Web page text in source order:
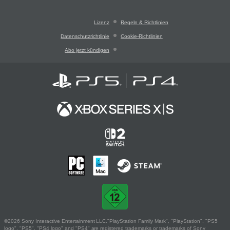
Lizenz Regeln & Richtlinien
Datenschutzrichtlinie Cookie-Richtlinien
Abo jetzt kündigen
©2026 Sony Interactive Entertainment LLC."PlayStation Family Mark", "PlayStation", "PS5
logo", "PS5", "PS4 logo" and "PS4" are registered trademarks or trademarks of Sony